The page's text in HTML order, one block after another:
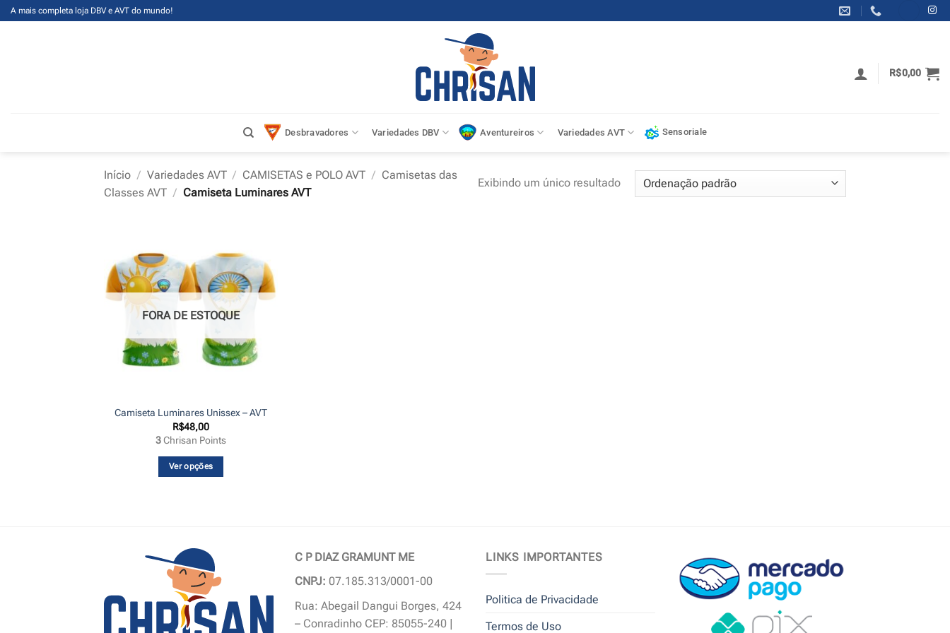
Skip
to
A mais completa loja DBV e AVT do mundo!
R$0,00
Desbravadores Variedades DBV Aventureiros Variedades AVT Sensoriale
Início / Variedades AVT / CAMISETAS e POLO AVT / Camisetas das
Classes AVT / Camiseta Luminares AVT
Exibindo um único resultado
FORA DE ESTOQUE
Camiseta Luminares Unissex – AVT
R$48,00
3Chrisan Points
Ver opções
variantes.
As
opções
podem
ser
C P DIAZ GRAMUNT ME
CNPJ: 07.185.313/0001-00
Rua: Abegail Dangui Borges, 424
– Conradinho CEP: 85055-240 |
LINKS IMPORTANTES
Politica de Privacidade
Termos de Uso